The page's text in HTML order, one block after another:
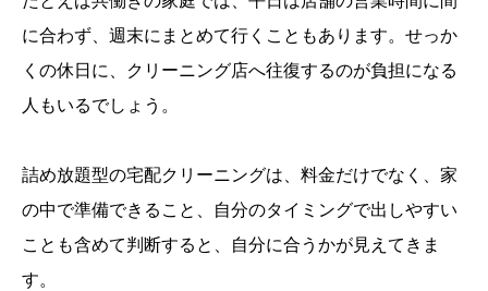
に合わず、週末にまとめて行くこともあります。せっか
くの休日に、クリーニング店へ往復するのが負担になる
人もいるでしょう。
詰め放題型の宅配クリーニングは、料金だけでなく、家
の中で準備できること、自分のタイミングで出しやすい
ことも含めて判断すると、自分に合うかが見えてきま
す。